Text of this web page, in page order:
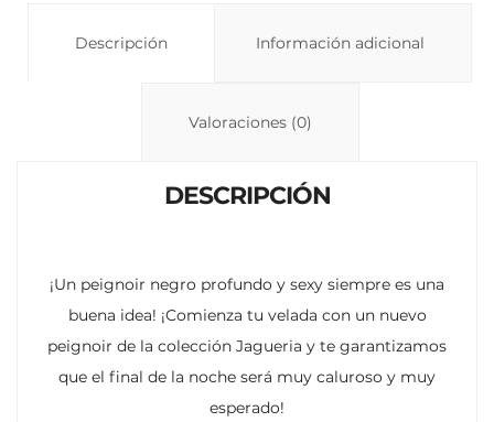
s
p
Descripción Información adicional
Valoraciones (0)
DESCRIPCIÓN
¡Un peignoir negro profundo y sexy siempre es una
buena idea! ¡Comienza tu velada con un nuevo
peignoir de la colección Jagueria y te garantizamos
que el final de la noche será muy caluroso y muy
esperado!